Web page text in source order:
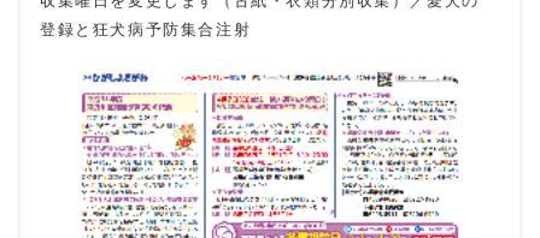
登録と狂犬病予防集合注射